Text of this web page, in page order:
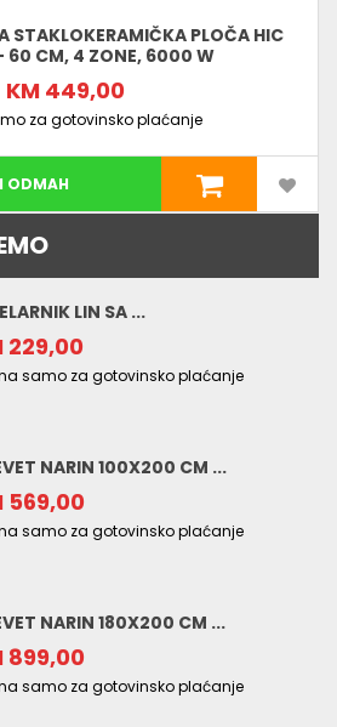
STAKLOKERAMIČKA PLOČA HIC
60 CM, 4 ZONE, 6000 W
KM 449,00
za gotovinsko plaćanje
ODMAH
LIN SA ...
229,00
samo za gotovinsko plaćanje
NARIN 100X200 CM ...
569,00
samo za gotovinsko plaćanje
NARIN 180X200 CM ...
899,00
samo za gotovinsko plaćanje